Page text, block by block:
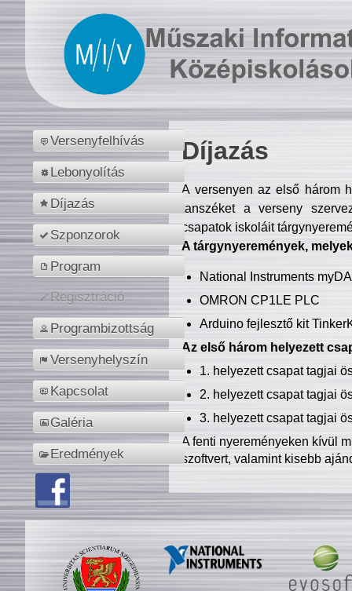
Versenyfelhívás
Lebonyolítás
Díjazás
Szponzorok
Program
Regisztráció
Programbizottság
Versenyhelyszín
Kapcsolat
Galéria
Eredmények
Díjazás
A versenyen az első három
tanszéket a verseny
csapatok iskoláit
A tárgynyeremények,
National Instruments
OMRON CP1LE PLC
Arduino fejlesztő kit
Az első három helyezett
1. helyezett csapat tagjai
2. helyezett csapat tagjai
3. helyezett csapat tagjai
A fenti nyereményeken kívül
szoftvert, valamint kisebb